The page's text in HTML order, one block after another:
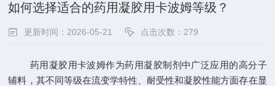
如何选择适合的药用凝胶用卡波姆等级？
更新时间：2026-05-21 点击次数：279
药用凝胶用卡波姆作为药用凝胶制剂中广泛应用的高分子
辅料，其不同等级在流变学特性、耐受性和凝胶性能方面存在显